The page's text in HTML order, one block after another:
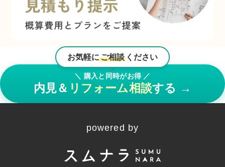
お気軽にご相談 ください
＼ 購入と同時がお得 ／
内見＆ リフォーム相談する →
powered by